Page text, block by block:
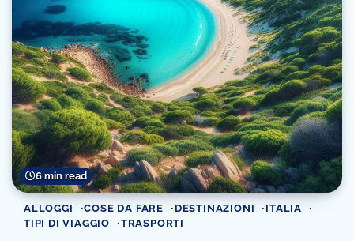
6 min read
ALLOGGI COSE DA FARE DESTINAZIONI
ITALIA
TIPI DI VIAGGIO
TRASPORTI